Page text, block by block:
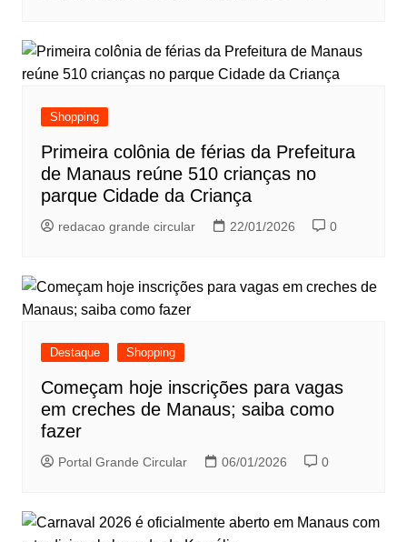
Shopping
Primeira colônia de férias da Prefeitura
de Manaus reúne 510 crianças no
parque Cidade da Criança
redacao grande circular 22/01/2026 0
Destaque Shopping
Começam hoje inscrições para vagas
em creches de Manaus; saiba como
fazer
Portal Grande Circular 06/01/2026 0